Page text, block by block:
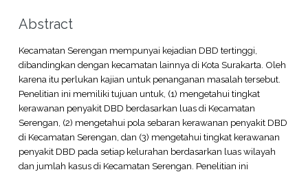
Abstract
Kecamatan Serengan mempunyai kejadian DBD tertinggi,
dibandingkan dengan kecamatan lainnya di Kota Surakarta. Oleh
karena itu perlukan kajian untuk penanganan masalah tersebut.
Penelitian ini memiliki tujuan untuk, (1) mengetahui tingkat
kerawanan penyakit DBD berdasarkan luas di Kecamatan
Serengan, (2) mengetahui pola sebaran kerawanan penyakit DBD
di Kecamatan Serengan, dan (3) mengetahui tingkat kerawanan
penyakit DBD pada setiap kelurahan berdasarkan luas wilayah
dan jumlah kasus di Kecamatan Serengan. Penelitian ini